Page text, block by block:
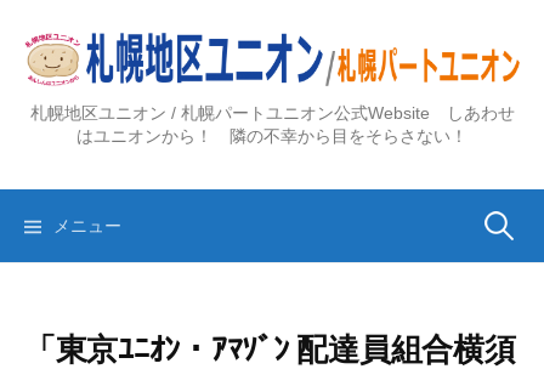
ス
札幌地区ユニオン / 札幌パートユニオン公式Website しあわせ
はユニオンから！ 隣の不幸から目をそらさない！
メニュー 検
「東京ﾕﾆｵﾝ・ｱﾏｿﾞﾝ 配達員組合横須